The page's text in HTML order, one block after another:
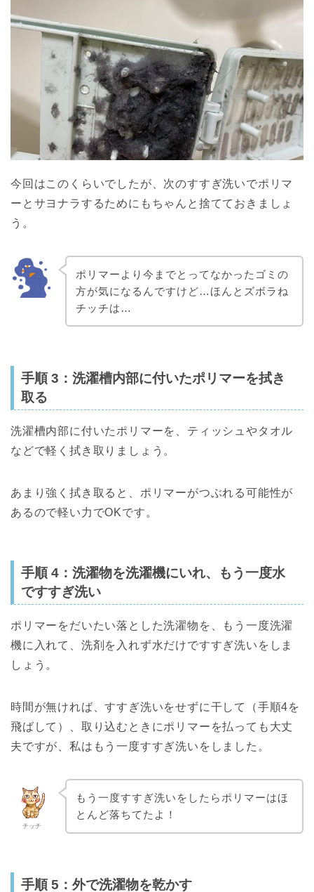
今回はこのくらいでしたが、次のすすぎ洗いでポリマ
ーとサヨナラするためにもちゃんと捨てておきましょ
う。
ポリマーより今までとってなかったゴミの
方が気になるんですけど…ほんとズボラね
チッチは…
手順 3：洗濯槽内部に付いたポリマーを拭き
取る
洗濯槽内部に付いたポリマーを、ティッシュやタオル
などで軽く拭き取りましょう。
あまり強く拭き取ると、ポリマーがつぶれる可能性が
あるので軽い力でOKです。
手順 4：洗濯物を洗濯機にいれ、もう一度水
ですすぎ洗い
ポリマーをだいたい落とした洗濯物を、もう一度洗濯
機に入れて、洗剤を入れず水だけですすぎ洗いをしま
しょう。
時間が無ければ、すすぎ洗いをせずに干して（手順4を
飛ばして）、取り込むときにポリマーを払っても大丈
夫ですが、私はもう一度すすぎ洗いをしました。
チッチ
もう一度すすぎ洗いをしたらポリマーはほ
とんど落ちてたよ！
手順 5：外で洗濯物を乾かす